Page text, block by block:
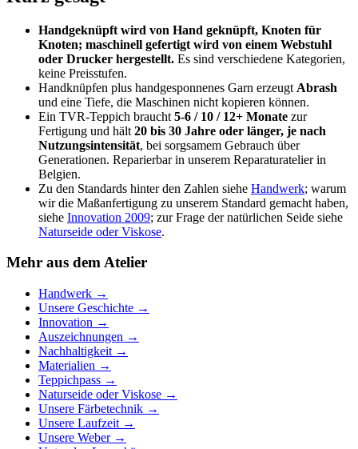
Handgeknüpft wird von Hand geknüpft, Knoten für
Knoten; maschinell gefertigt wird von einem Webstuhl
oder Drucker hergestellt. Es sind verschiedene Kategorien,
keine Preisstufen.
Handknüpfen plus handgesponnenes Garn erzeugt Abrash
und eine Tiefe, die Maschinen nicht kopieren können.
Ein TVR-Teppich braucht 5-6 / 10 / 12+ Monate zur
Fertigung und hält 20 bis 30 Jahre oder länger, je nach
Nutzungsintensität, bei sorgsamem Gebrauch über
Generationen. Reparierbar in unserem Reparaturatelier in
Belgien.
Zu den Standards hinter den Zahlen siehe Handwerk; warum
wir die Maßanfertigung zu unserem Standard gemacht haben,
siehe Innovation 2009; zur Frage der natürlichen Seide siehe
Naturseide oder Viskose.
Mehr aus dem Atelier
Handwerk →
Unsere Geschichte →
Innovation →
Auszeichnungen →
Nachhaltigkeit →
Materialien →
Teppichpass →
Naturseide oder Viskose →
Unsere Färbetechnik →
Unsere Laufzeit →
Unsere Weber→